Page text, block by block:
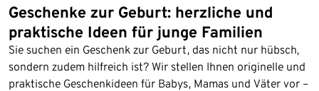
Geschenke zur Geburt: herzliche und
praktische Ideen für junge Familien
Sie suchen ein Geschenk zur Geburt, das nicht nur hübsch,
sondern zudem hilfreich ist? Wir stellen Ihnen originelle und
praktische Geschenkideen für Babys, Mamas und Väter vor –